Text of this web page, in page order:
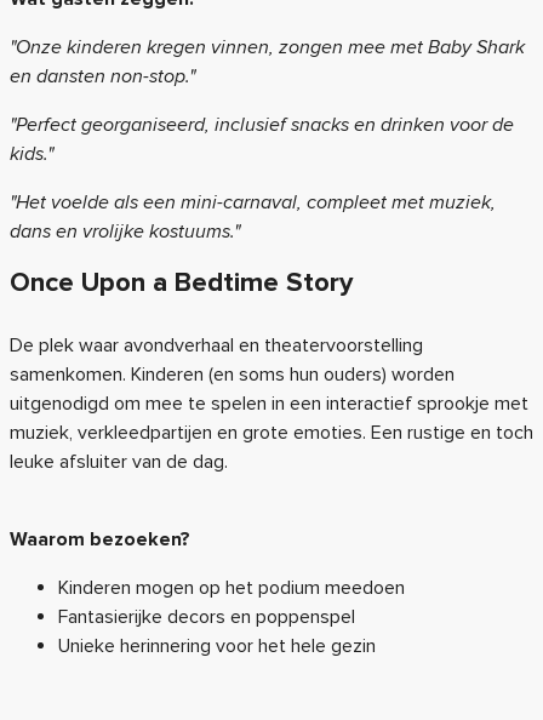
"Onze kinderen kregen vinnen, zongen mee met Baby Shark
en dansten non-stop."
"Perfect georganiseerd, inclusief snacks en drinken voor de
kids."
"Het voelde als een mini-carnaval, compleet met muziek,
dans en vrolijke kostuums."
Once Upon a Bedtime Story
De plek waar avondverhaal en theatervoorstelling
samenkomen. Kinderen (en soms hun ouders) worden
uitgenodigd om mee te spelen in een interactief sprookje met
muziek, verkleedpartijen en grote emoties. Een rustige en toch
leuke afsluiter van de dag.
Waarom bezoeken?
Kinderen mogen op het podium meedoen
Fantasierijke decors en poppenspel
Unieke herinnering voor het hele gezin